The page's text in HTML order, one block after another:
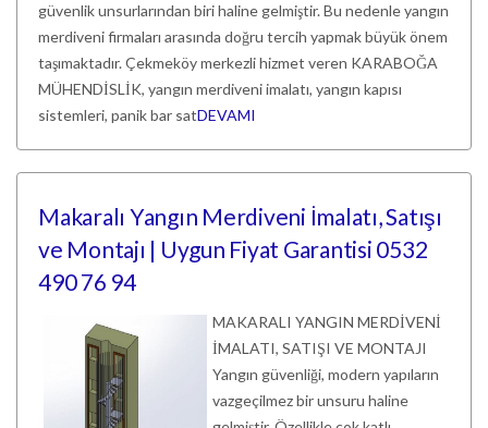
güvenlik unsurlarından biri haline gelmiştir. Bu nedenle yangın
merdiveni firmaları arasında doğru tercih yapmak büyük önem
taşımaktadır. Çekmeköy merkezli hizmet veren KARABOĞA
MÜHENDİSLİK, yangın merdiveni imalatı, yangın kapısı
sistemleri, panik bar satDEVAMI
Makaralı Yangın Merdiveni İmalatı, Satışı
ve Montajı | Uygun Fiyat Garantisi 0532
490 76 94
MAKARALI YANGIN MERDİVENİ
İMALATI, SATIŞI VE MONTAJI
Yangın güvenliği, modern yapıların
vazgeçilmez bir unsuru haline